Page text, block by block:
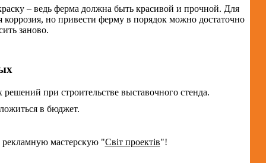
– ведь ферма должна быть красивой и прочной. Для
но привести ферму в порядок можно достаточно
заново.
при строительстве выставочного стенда.
в бюджет.
рекламную мастерскую "Світ проектів"!